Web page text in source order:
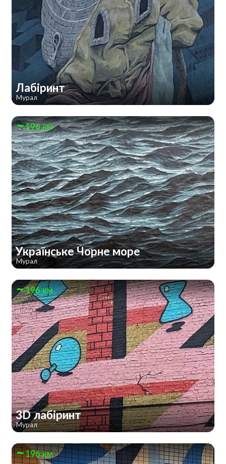
Лабіринт
Мурал
196 км
Українське Чорне море
Мурал
196 км
3D лабіринт
Мурал
196 км